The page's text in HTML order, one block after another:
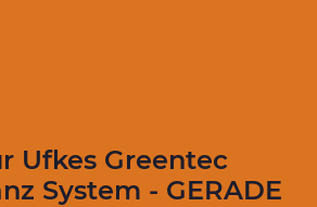
Ufkes Greentec
System - GERADE